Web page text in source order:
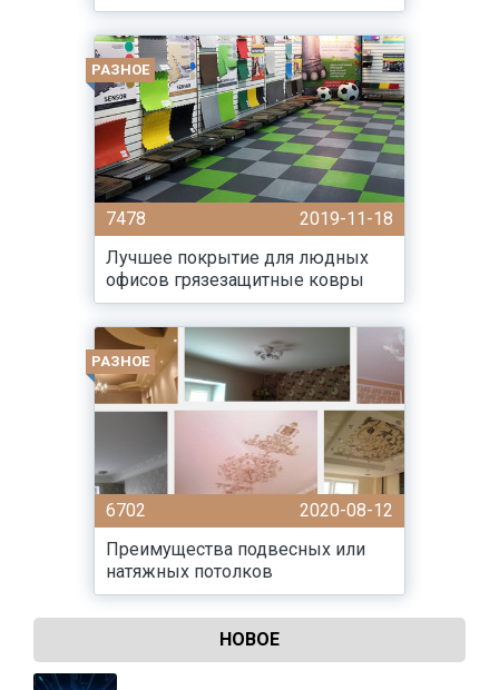
РАЗНОЕ
7478
2019-11-18
Лучшее покрытие для людных
офисов грязезащитные ковры
РАЗНОЕ
6702
2020-08-12
Преимущества подвесных или
натяжных потолков
НОВОЕ